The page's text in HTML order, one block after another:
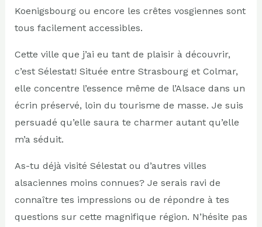
Koenigsbourg ou encore les crêtes vosgiennes sont
tous facilement accessibles.
Cette ville que j’ai eu tant de plaisir à découvrir,
c’est Sélestat! Située entre Strasbourg et Colmar,
elle concentre l’essence même de l’Alsace dans un
écrin préservé, loin du tourisme de masse. Je suis
persuadé qu’elle saura te charmer autant qu’elle
m’a séduit.
As-tu déjà visité Sélestat ou d’autres villes
alsaciennes moins connues? Je serais ravi de
connaître tes impressions ou de répondre à tes
questions sur cette magnifique région. N’hésite pas